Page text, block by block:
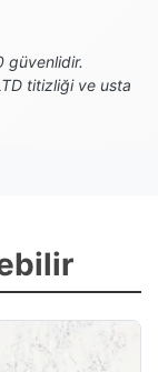
güvenlidir.
titizliği ve usta